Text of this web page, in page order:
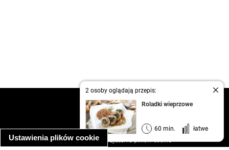
Ustawienia plików cookie
2 osoby oglądają przepis:
Roladki wieprzowe
60 min. łatwe
kontakt
regulamin
informacja o prywatności
informacja o wykorzystaniu plików cookie